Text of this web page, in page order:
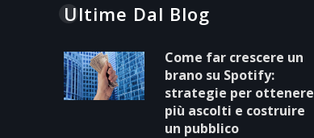
Ultime Dal Blog
Come far crescere un
brano su Spotify:
strategie per ottenere
più ascolti e costruire
un pubblico